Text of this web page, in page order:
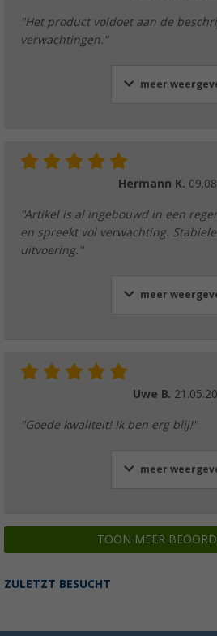
"Het product voldoet aan de
verwachtingen."
meer
Hermann K.
"Artikel is al ingebouwd in een
en spreekt vol verwachting.
uitvoering."
meer
Uwe B.
"Goede kwaliteit! Ik ben erg blij!"
meer
TOON MEER
ZULETZT BESUCHT